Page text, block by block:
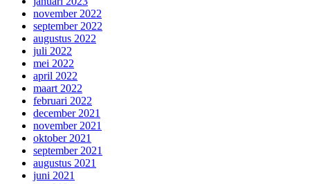
november 2022
september 2022
augustus 2022
juli 2022
mei 2022
april 2022
maart 2022
februari 2022
december 2021
november 2021
oktober 2021
september 2021
augustus 2021
juni 2021